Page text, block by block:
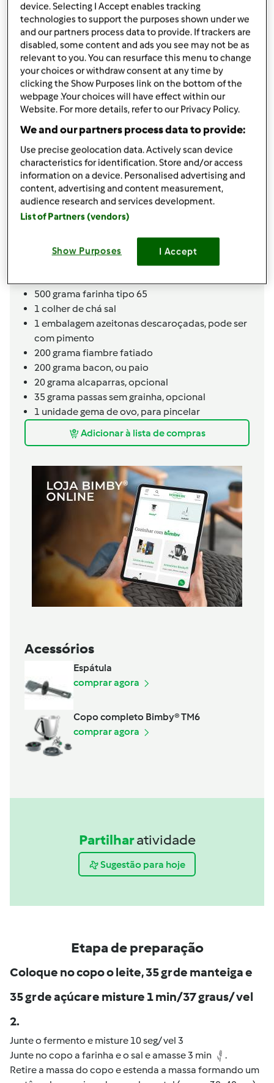
Adicionar às minhas coleções
Partilhar receita
Criar uma variante
Ingredientes
Pan de Jamón à Moda da Raquel
250gramaleite,pode ser sem lactose ou
substituir por uma bebida vegetal
70gramamanteiga (50 derretida para pincelar),
pode substituir por creme vegetal ou azeite
gramaaçúcar
fermento de padeiro seco,pode
500grama farinha tipo 65
1 colher de chá sal
1 embalagemazeitonas descaroçadas, pode ser
com pimento
200grama fiambre fatiado
200grama bacon,ou paio
20grama alcaparras,opcional
35 grama passas sem grainha,opcional
1 unidadegema de ovo, para pincelar
Adicionar à lista de compras
Acessórios
Espátula
comprar agora
Copo completo Bimby® TM6
comprar agora
Partilharatividade
Sugestão para hoje
Etapa de preparação
Coloque no copo o leite, 35 gr de manteiga e
35 gr de açúcar e misture 1 min/37 graus/ vel
2.
Junte o fermento e misture 10 seg/ vel 3
Junte no copo a farinha e o sal e amasse 3 min
.
Retire a massa do copo e estenda a massa formando um
device. Selecting I Accept enables tracking
technologies to support the purposes shown under we
and our partners process data to provide. If trackers are
disabled, some content and ads you see may not be as
relevant to you. You can resurface this menu to change
your choices or withdraw consent at any time by
clicking the Show Purposes link on the bottom of the
webpage .Your choices will have effect within our
Website. For more details, refer to our Privacy Policy.
We and our partners process data to provide:
Use precise geolocation data. Actively scan device
characteristics for identification. Store and/or access
information on a device. Personalised advertising and
content, advertising and content measurement,
audience research and services development.
List of Partners (vendors)
Show Purposes I Accept